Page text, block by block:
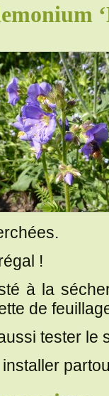
!
à la
de
tester le